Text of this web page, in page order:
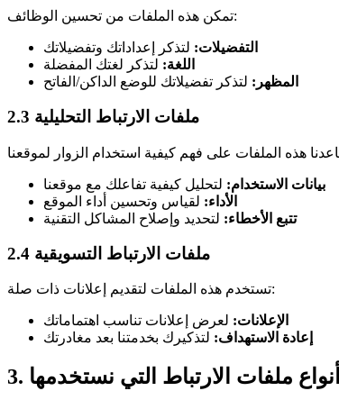
تمكن هذه الملفات من تحسين الوظائف:
التفضيلات: لتذكر إعداداتك وتفضيلاتك
اللغة: لتذكر لغتك المفضلة
المظهر: لتذكر تفضيلاتك للوضع الداكن/الفاتح
2.3 ملفات الارتباط التحليلية
بيانات الاستخدام: لتحليل كيفية تفاعلك مع موقعنا
الأداء: لقياس وتحسين أداء الموقع
تتبع الأخطاء: لتحديد وإصلاح المشاكل التقنية
2.4 ملفات الارتباط التسويقية
تستخدم هذه الملفات لتقديم إعلانات ذات صلة:
الإعلانات: لعرض إعلانات تناسب اهتماماتك
إعادة الاستهداف: لتذكيرك بخدمتنا بعد مغادرتك
3. أنواع ملفات الارتباط التي نستخدمها